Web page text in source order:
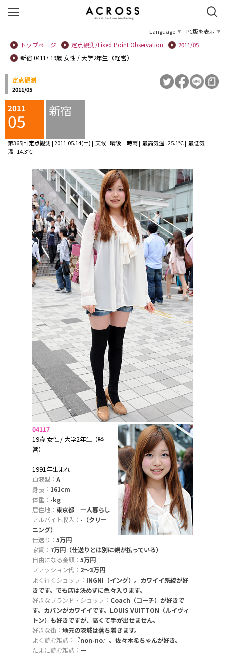
Language
PC版を表示
トップページ
定点観測/Fixed Point Observation
2011/05
新宿 04117 19歳 女性 / 大学2年生（経営）
定点観測
2011/05
2011
05 新宿
第365回 定点観測 | 2011.05.14(土) | 天候 : 晴後一時雨 | 最高気温 : 25.1℃ | 最低気
温 : 14.3℃
04117
19歳 女性 / 大学2年生（経
営）
1991年生まれ
血液型： A
身長： 161cm
体重： -kg
居住地： 東京都 一人暮らし
アルバイト収入： -（クリー
ニング）
仕送り： 5万円
家賃： 7万円（仕送りとは別に親が払っている）
自由になる金額： 5万円
ファッション代： 2〜3万円
よく行くショップ： INGNI（イング）。カワイイ系統が好
きです。でも店は決めずに色々入ります。
好きなブランド・ショップ： Coach（コーチ）が好きで
す。カバンがカワイイです。LOUIS VUITTON（ルイヴィ
トン）も好きですが、高くて手が出せません。
好きな街： 地元の茨城は落ち着きます。
よく読む雑誌：
『non-no』。佐々木希ちゃんが好き。
たまに読む雑誌： ー